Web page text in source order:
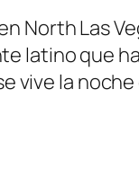
North Las
latino que
vive la